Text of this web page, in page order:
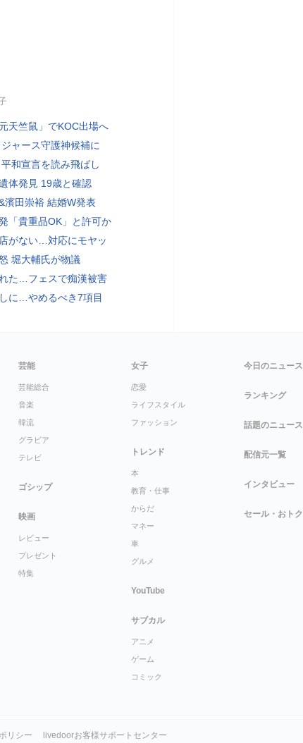
天竺鼠」でKOC出場へ
ャース守護神候補に
和宣言を読み飛ばし
体発見 19歳と確認
濱田崇裕 結婚W発表
「貴重品OK」と許可か
がない…対応にモヤッ
堀大輔氏が物議
た…フェスで痴漢被害
に…やめるべき7項目
芸能
芸能総合
音楽
韓流
グラビア
テレビ
ゴシップ
映画
レビュー
プレゼント
特集
女子
恋愛
ライフスタイル
ファッション
トレンド
本
教育・仕事
からだ
マネー
車
グルメ
YouTube
サブカル
アニメ
ゲーム
コミック
今日のニュース
ランキング
話題のニュース
配信元一覧
インタビュー
セール・おトク
リシー livedoorお客様サポートセンター